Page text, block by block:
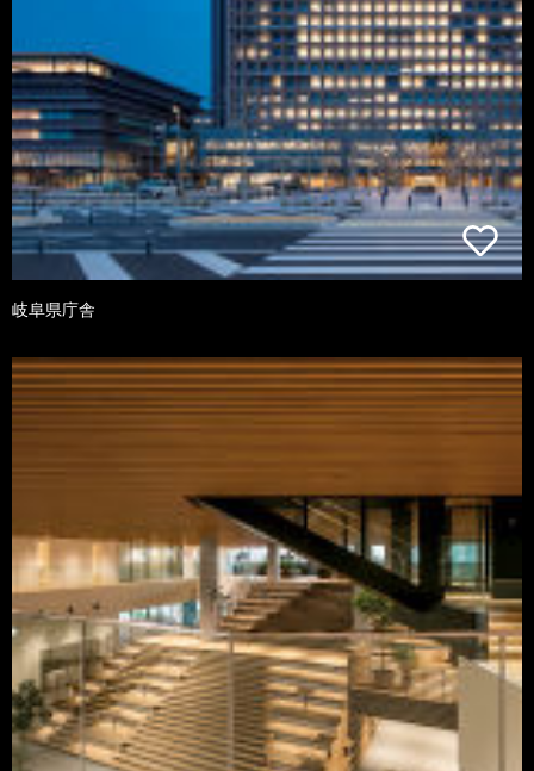
岐阜県庁舎